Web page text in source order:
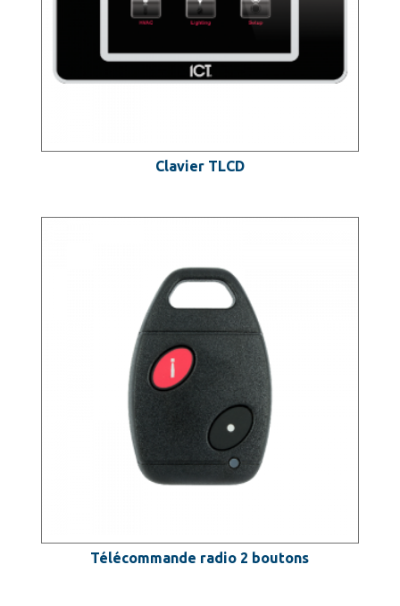
Clavier TLCD
Télécommande radio 2 boutons